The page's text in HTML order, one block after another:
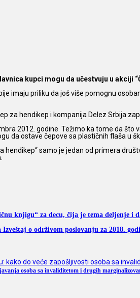
kupci mogu da učestvuju u akciji
imaju priliku da još više pomognu
za hendikep i kompanija Delez Srbija
2012. godine. Težimo ka tome da
da ostave čepove sa plastičnih flaša u
hendikep“ samo je jedan od primera
knjigu“ za decu, čija je tema deljenje i
o održivom poslovanju za 2018.
osoba sa invaliditetom i drugih